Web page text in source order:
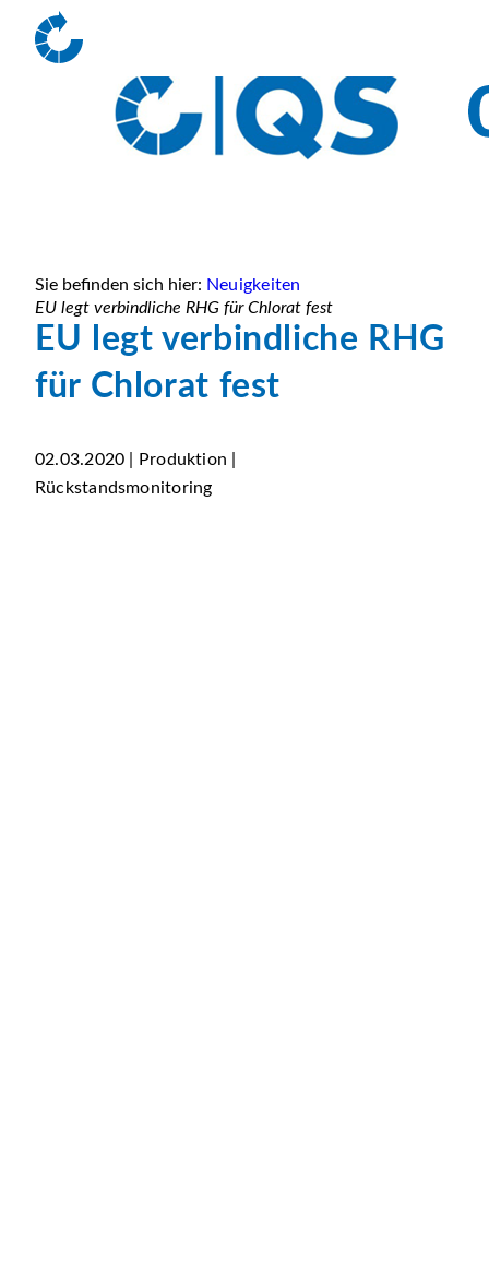
Sie befinden sich hier: Neuigkeiten
EU legt verbindliche RHG für Chlorat fest
EU legt verbindliche RHG
für Chlorat fest
02.03.2020 | Produktion |
Rückstandsmonitoring